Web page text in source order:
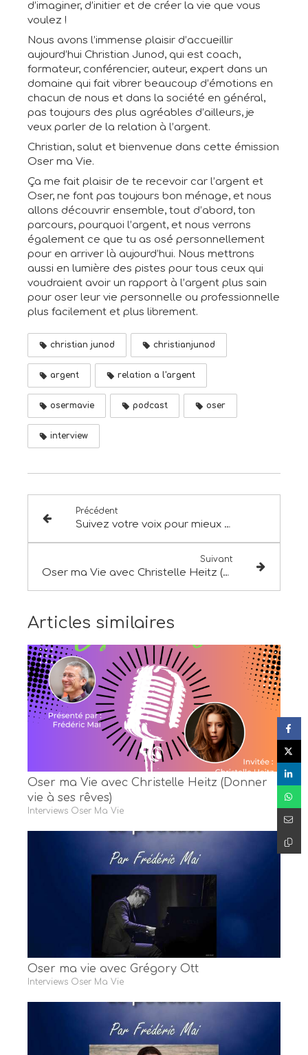
d’imaginer, d’initier et de créer la vie que vous
voulez !
Nous avons l’immense plaisir d’accueillir
aujourd’hui Christian Junod, qui est coach,
formateur, conférencier, auteur, expert dans un
domaine qui fait vibrer beaucoup d’émotions en
chacun de nous et dans la société en général,
pas toujours des plus agréables d’ailleurs, je
veux parler de la relation à l’argent.
Christian, salut et bienvenue dans cette émission
Oser ma Vie.
Ça me fait plaisir de te recevoir car l’argent et
Oser, ne font pas toujours bon ménage, et nous
allons découvrir ensemble, tout d’abord, ton
parcours, pourquoi l’argent, et nous verrons
également ce que tu as osé personnellement
pour en arriver là aujourd’hui. Nous mettrons
aussi en lumière des pistes pour tous ceux qui
voudraient avoir un rapport à l’argent plus sain
pour oser leur vie personnelle ou professionnelle
plus facilement et plus librement.
christian junod christianjunod
argent relation a l'argent
osermavie podcast oser
interview
Précédent
Suivez votre voix pour mieux avancer (Avec Tina Normand)
Suivant
Oser ma Vie avec Christelle Heitz (Donner vie à ses rêves)
Articles similaires
Oser ma Vie avec Christelle Heitz (Donner
vie à ses rêves)
Interviews Oser Ma Vie
Oser ma vie avec Grégory Ott
Interviews Oser Ma Vie